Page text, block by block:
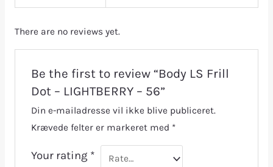
There are no reviews yet.
Be the first to review “Body LS Frill
Dot – LIGHTBERRY – 56”
Din e-mailadresse vil ikke blive publiceret.
Krævede felter er markeret med *
Your rating *